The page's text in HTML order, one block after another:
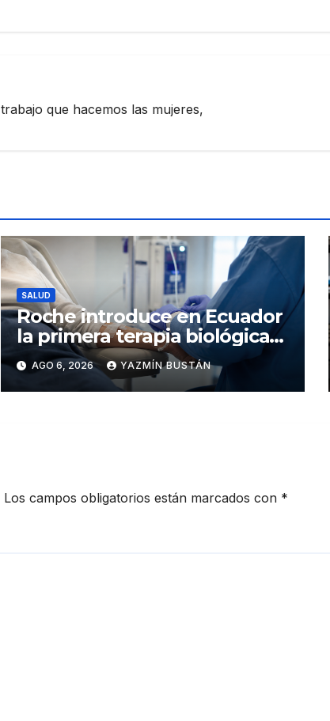
que hacemos las mujeres,
SALUD
Roche introduce en Ecuador
la primera terapia biológica
de precisión capaz de
detener el daño renal por
nefritis lúpica
AGO 6, 2026 YAZMÍN BUSTÁN
Los campos obligatorios están marcados con *